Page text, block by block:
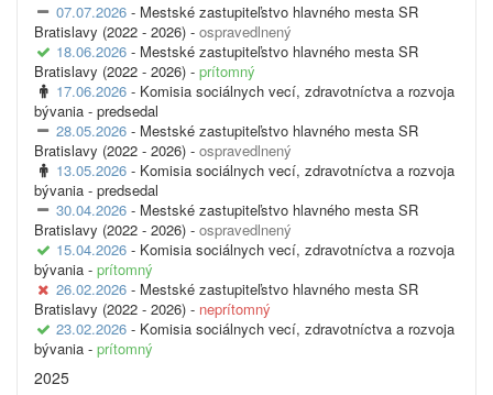
07.07.2026 - Mestské zastupiteľstvo hlavného mesta SR
Bratislavy (2022 - 2026) - ospravedlnený
18.06.2026 - Mestské zastupiteľstvo hlavného mesta SR
Bratislavy (2022 - 2026) - prítomný
17.06.2026 - Komisia sociálnych vecí, zdravotníctva a rozvoja
bývania - predsedal
28.05.2026 - Mestské zastupiteľstvo hlavného mesta SR
Bratislavy (2022 - 2026) - ospravedlnený
13.05.2026 - Komisia sociálnych vecí, zdravotníctva a rozvoja
bývania - predsedal
30.04.2026 - Mestské zastupiteľstvo hlavného mesta SR
Bratislavy (2022 - 2026) - ospravedlnený
15.04.2026 - Komisia sociálnych vecí, zdravotníctva a rozvoja
bývania - prítomný
26.02.2026 - Mestské zastupiteľstvo hlavného mesta SR
Bratislavy (2022 - 2026) - neprítomný
23.02.2026 - Komisia sociálnych vecí, zdravotníctva a rozvoja
bývania - prítomný
2025